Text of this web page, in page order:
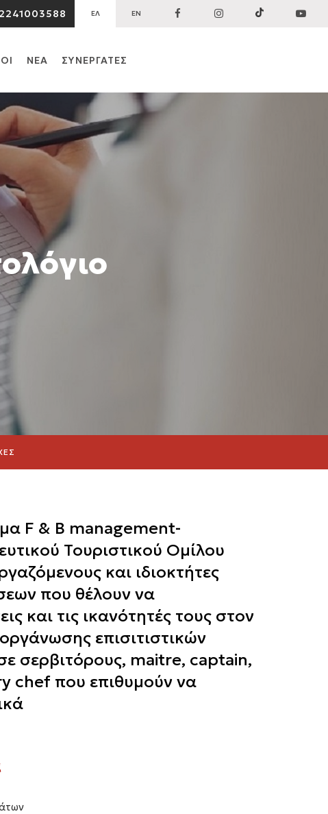
2241003588 ΕΛ EN
ΝΕΑ ΣΥΝΕΡΓΑΤΕΣ
F & B management-
Τουριστικού Ομίλου
και ιδιοκτήτες
που θέλουν να
και τις ικανότητές τους στον
επισιτιστικών
σερβιτόρους, maitre, captain,
chef που επιθυμούν να